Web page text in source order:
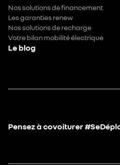
Nos solutions de financement
Les garanties renew
Nos solutions de recharge
Votre bilan mobilité électrique
Le blog
Pensez à covoiturer